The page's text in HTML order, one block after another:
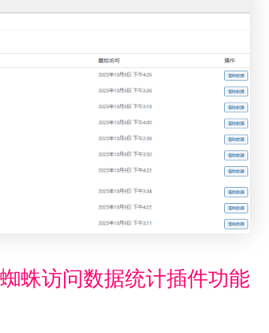
蛛访问数据统计插件功能